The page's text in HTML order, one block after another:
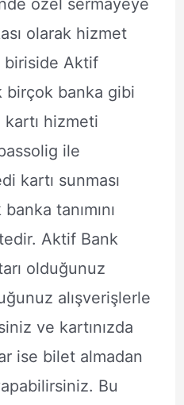
özel sermayeye
olarak hizmet
biriside Aktif
birçok banka gibi
hizmeti
ile
kartı sunması
tanımını
Aktif Bank
olduğunuz
alışverişlerle
ve kartınızda
ise bilet almadan
Bu